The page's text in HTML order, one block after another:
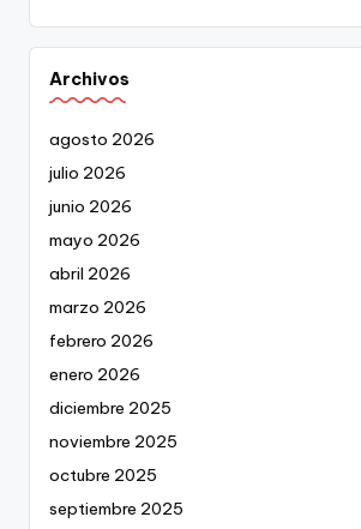
Archivos
agosto 2026
julio 2026
junio 2026
mayo 2026
abril 2026
marzo 2026
febrero 2026
enero 2026
diciembre 2025
noviembre 2025
octubre 2025
septiembre 2025